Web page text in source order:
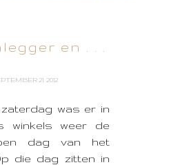
en . . .
21, 2012
was er in
winkels weer de
dag van het
die dag zitten in